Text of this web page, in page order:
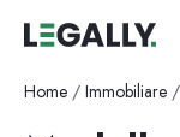
Home / Immobiliare /